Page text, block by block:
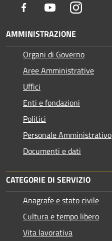
Facebook YoutubeInstagram
AMMINISTRAZIONE
Organi di Governo
Aree Amministrative
Uffici
Enti e fondazioni
Politici
Personale Amministrativo
Documenti e dati
CATEGORIE DI SERVIZIO
Anagrafe e stato civile
Cultura e tempo libero
Vita lavorativa